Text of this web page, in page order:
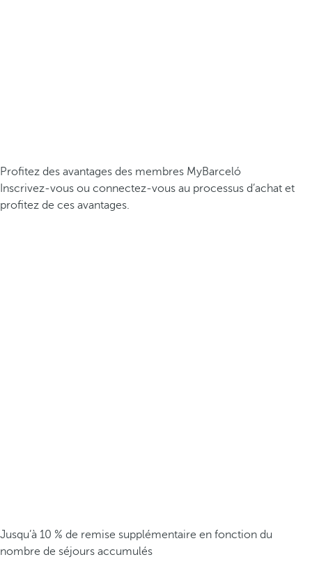
Profitez des avantages des membres MyBarceló
Inscrivez-vous ou connectez-vous au processus d’achat et
profitez de ces avantages.
Jusqu’à 10 % de remise supplémentaire en fonction du
nombre de séjours accumulés